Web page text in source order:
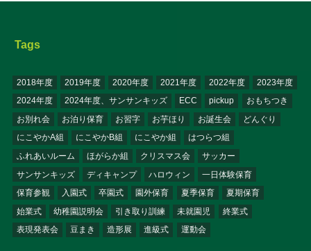
Tags
2018年度 2019年度 2020年度 2021年度 2022年度
2023年度
2024年度
2024年度、サンサンキッズ ECC pickup
おもちつき
お別れ会
お泊り保育 お習字 お芋ほり お誕生会
どんぐり
にこやかA組
にこやかB組 にこやか組
はつらつ組
ふれあいルーム
ほがらか組 クリスマス会
サッカー
サンサンキッズ
ディキャンプ ハロウィン
一日体験保育
保育参観
入園式 卒園式 園外保育 夏季保育
夏期保育
始業式
幼稚園説明会 引き取り訓練 未就園児
終業式
表現発表会
豆まき 造形展 進級式 運動会